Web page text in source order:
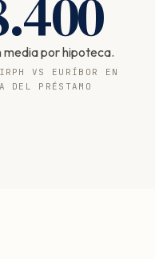
media por hipoteca.
IRPH VS EURÍBOR EN
DEL PRÉSTAMO